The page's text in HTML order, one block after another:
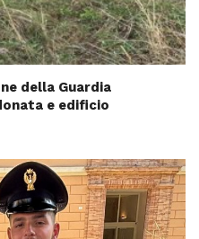
della Guardia
e edificio